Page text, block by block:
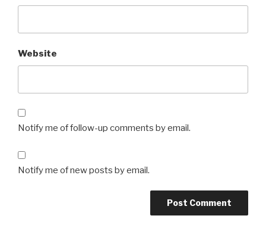
Website
Notify me of follow-up comments by email.
Notify me of new posts by email.